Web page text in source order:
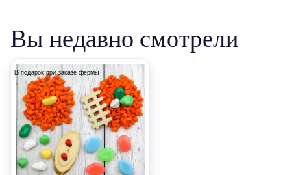
Вы недавно смотрели
В подарок при заказе фермы